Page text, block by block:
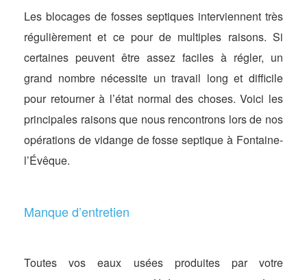
Les blocages de fosses septiques interviennent très
régulièrement et ce pour de multiples raisons. Si
certaines peuvent être assez faciles à régler, un
grand nombre nécessite un travail long et difficile
pour retourner à l’état normal des choses. Voici les
principales raisons que nous rencontrons lors de nos
opérations de vidange de fosse septique à Fontaine-
l’Évêque.
Manque d’entretien
Toutes vos eaux usées produites par votre